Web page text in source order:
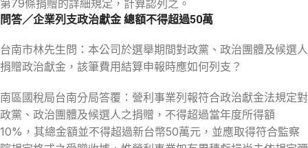
第79條捐贈的詳細規定，計算認列之。
問答／企業列支政治獻金 總額不得超過50萬
台南市林先生問：本公司於選舉期間對政黨、政治團體及候選人
捐贈政治獻金，該筆費用結算申報時應如何列支？
南區國稅局台南分局答覆：營利事業列報符合政治獻金法規定對
政黨、政治團體及候選人之捐贈，不得超過當年度所得額
10%，其總金額並不得超過新台幣50萬元，並應取得符合監察